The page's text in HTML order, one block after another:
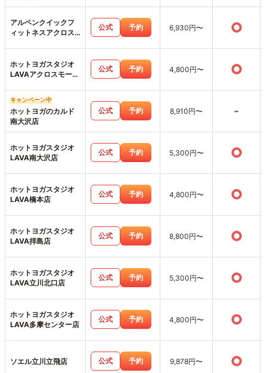
アルペンクイックフ
ィットネスアクロス
公式 予約 6,930円〜 ○
ホットヨガスタジオ
LAVAアクロスモール
公式 予約 4,800円〜 ○
キャンペーン中
ホットヨガのカルド
南大沢店
公式 予約 8,910円〜 -
ホットヨガスタジオ
LAVA南大沢店
公式 予約 5,300円〜 ○
ホットヨガスタジオ
LAVA橋本店
公式 予約 4,800円〜 ○
ホットヨガスタジオ
LAVA拝島店
公式 予約 8,800円〜 ○
ホットヨガスタジオ
LAVA立川北口店
公式 予約 5,300円〜 ○
ホットヨガスタジオ
LAVA多摩センター店
公式 予約 4,800円〜 ○
ソエル立川立飛店 公式 予約 9,878円〜 ○